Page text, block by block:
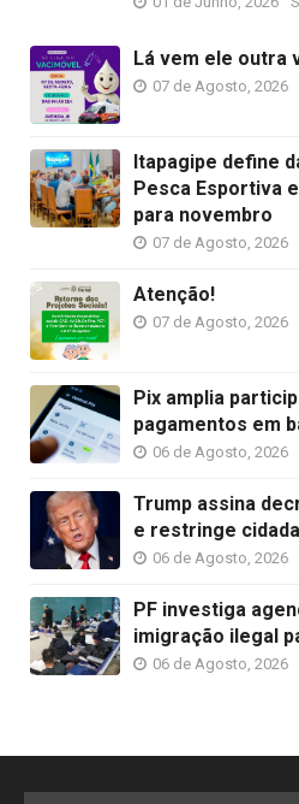
Lá vem ele outra
07 de Agosto, 2026
Itapagipe define
Pesca Esportiva
para novembro
07 de Agosto, 2026
Atenção!
07 de Agosto, 2026
Pix amplia
pagamentos em
06 de Agosto, 2026
Trump assina
e restringe
06 de Agosto, 2026
PF investiga
imigração ilegal
06 de Agosto, 2026